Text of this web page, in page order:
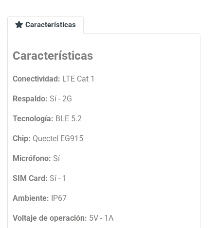
Características
Características
Conectividad: LTE Cat 1
Respaldo: Sí - 2G
Tecnología: BLE 5.2
Chip: Quectel EG915
Micrófono: Sí
SIM Card: Sí - 1
Ambiente: IP67
Voltaje de operación: 5V - 1A